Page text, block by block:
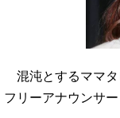
混沌とするママタ
フリーアナウンサ